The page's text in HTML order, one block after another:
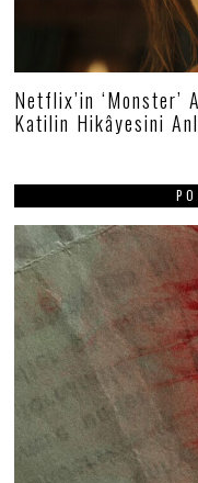
Netflix’in ‘Monster’
Katilin Hikâyesini